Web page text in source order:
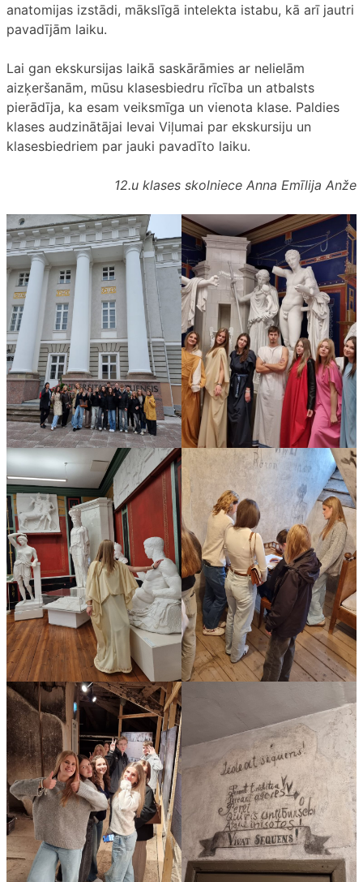
anatomijas izstādi, mākslīgā intelekta istabu, kā arī jautri
pavadījām laiku.
Lai gan ekskursijas laikā saskārāmies ar nelielām
aizķeršanām, mūsu klasesbiedru rīcība un atbalsts
pierādīja, ka esam veiksmīga un vienota klase. Paldies
klases audzinātājai Ievai Viļumai par ekskursiju un
klasesbiedriem par jauki pavadīto laiku.
12.u klases skolniece Anna Emīlija Anže